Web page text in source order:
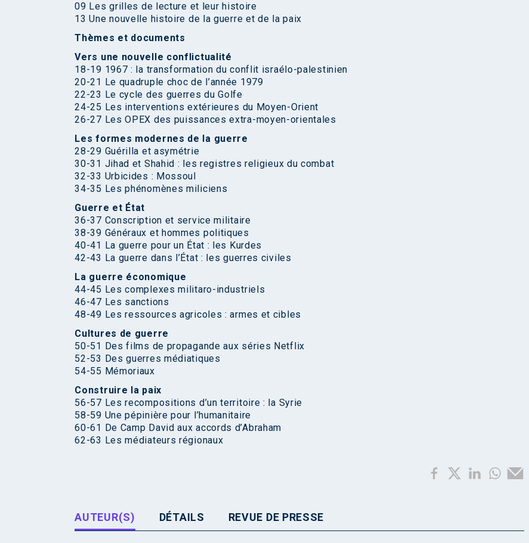
09 Les grilles de lecture et leur histoire
13 Une nouvelle histoire de la guerre et de la paix
Thèmes et documents
Vers une nouvelle conflictualité
18-19 1967 : la transformation du conflit israélo-palestinien
20-21 Le quadruple choc de l’année 1979
22-23 Le cycle des guerres du Golfe
24-25 Les interventions extérieures du Moyen-Orient
26-27 Les OPEX des puissances extra-moyen-orientales
Les formes modernes de la guerre
28-29 Guérilla et asymétrie
30-31 Jihad et Shahid : les registres religieux du combat
32-33 Urbicides : Mossoul
34-35 Les phénomènes miliciens
Guerre et État
36-37 Conscription et service militaire
38-39 Généraux et hommes politiques
40-41 La guerre pour un État : les Kurdes
42-43 La guerre dans l’État : les guerres civiles
La guerre économique
44-45 Les complexes militaro-industriels
46-47 Les sanctions
48-49 Les ressources agricoles : armes et cibles
Cultures de guerre
50-51 Des films de propagande aux séries Netflix
52-53 Des guerres médiatiques
54-55 Mémoriaux
Construire la paix
56-57 Les recompositions d’un territoire : la Syrie
58-59 Une pépinière pour l’humanitaire
60-61 De Camp David aux accords d’Abraham
62-63 Les médiateurs régionaux
AUTEUR(S) DÉTAILS REVUE DE PRESSE